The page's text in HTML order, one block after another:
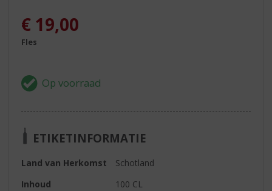
€ 19,00
Fles
ETIKETINFORMATIE
Land van Herkomst
Schotland
Inhoud
100 CL